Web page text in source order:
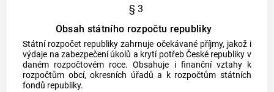
§ 3
Obsah státního rozpočtu republiky
Státní rozpočet republiky zahrnuje očekávané příjmy, jakož i
výdaje na zabezpečení úkolů a krytí potřeb České republiky v
daném rozpočtovém roce. Obsahuje i finanční vztahy k
rozpočtům obcí, okresních úřadů a k rozpočtům státních
fondů republiky.